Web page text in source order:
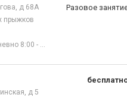
д 68А
прыжков
8:00 - 22:00.
Разовое
д 5